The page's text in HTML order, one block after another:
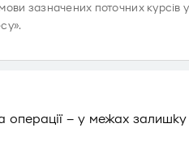
зазначених поточних курсів
операції – у межах